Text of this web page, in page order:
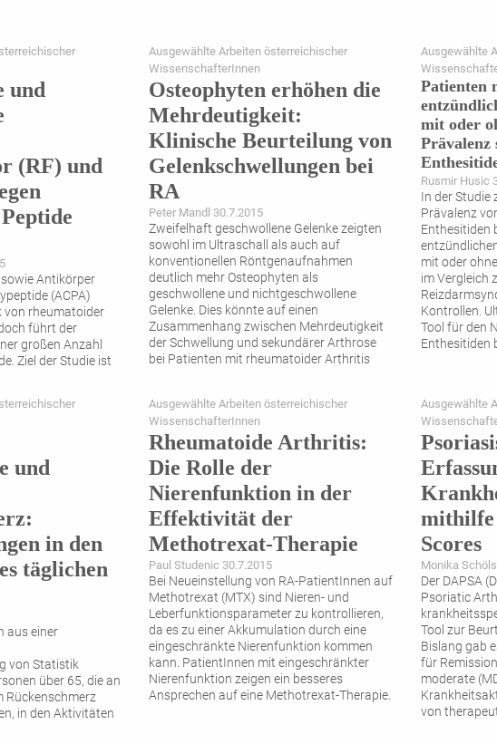
und
(RF) und
Antikörper
(ACPA)
von rheumatoider
führt der
großen Anzahl
Ziel der Studie ist
PatientInnen des
und so eine
Ausgewählte Arbeiten österreichischer
WissenschafterInnen
Osteophyten erhöhen die
Mehrdeutigkeit:
Klinische Beurteilung von
­Gelenkschwellungen bei
RA
Peter Mandl 30.7.2015
Zweifelhaft geschwollene Gelenke zeigten
sowohl im Ultraschall als auch auf
konventionellen Röntgenaufnahmen
deutlich mehr Osteophyten als
geschwollene und nichtgeschwollene
Gelenke. Dies könnte auf einen
Zusammenhang zwischen Mehrdeutigkeit
der Schwellung und sekundärer Arthrose
bei Patienten mit rheumatoider Arthritis
Ausgewählte
Patienten
mit oder
Prävalenz
Rusmir Husic
In der Studie
Prävalenz
Enthesitiden
mit oder
im Vergleich
Kontrollen.
Tool für den
Enthesitiden
und
in den
täglichen
aus einer
von Statistik
über 65, die an
Rückenschmerz
in den Aktivitäten
Ausgewählte Arbeiten österreichischer
WissenschafterInnen
Rheumatoide Arthritis:
Die Rolle der
Nierenfunktion in der
Effektivität der
Methotrexat-Therapie
Paul Studenic 30.7.2015
Bei Neueinstellung von RA-PatientInnen auf
Methotrexat (MTX) sind Nieren- und
Leberfunktionsparameter zu kontrollieren,
da es zu einer Akkumulation durch eine
eingeschränkte Nierenfunktion kommen
kann. PatientInnen mit eingeschränkter
Nierenfunktion zeigen ein besseres
Ansprechen auf eine Methotrexat-Therapie.
Ausgewählte
mithilfe
Scores
Monika
Der DAPSA
Psoriatic
Tool zur
Bislang gab
für
moderate
von